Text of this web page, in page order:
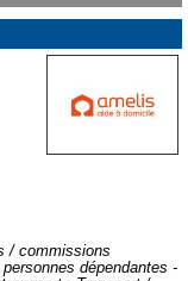
/ commissions
dépendantes -